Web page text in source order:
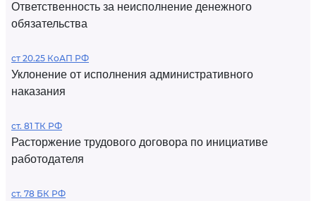
Ответственность за неисполнение денежного
обязательства
ст 20.25 КоАП РФ
Уклонение от исполнения административного
наказания
ст. 81 ТК РФ
Расторжение трудового договора по инициативе
работодателя
ст. 78 БК РФ